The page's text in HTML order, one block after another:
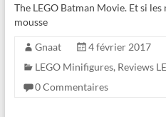
The LEGO Batman Movie. Et si les
mousse
Gnaat
4 février 2017
LEGO Minifigures, Reviews
0 Commentaires